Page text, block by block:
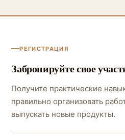
РЕГИСТРАЦИЯ
Забронируйте свое
Получите практические
правильно организовать
выпускать новые продукты.